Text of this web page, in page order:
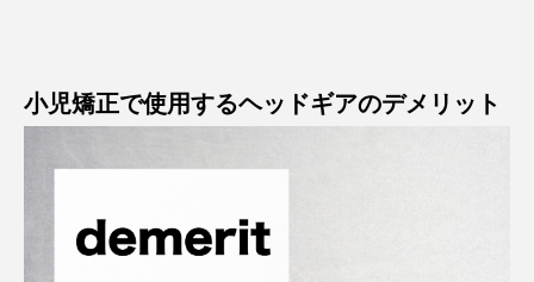
小児矯正で使用するヘッドギアのデメリット